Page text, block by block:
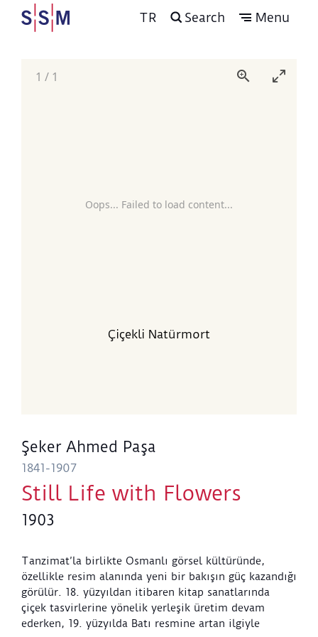
TR Search Menu
Oops... Failed to load content...
1 / 1
Çiçekli Natürmort
Şeker Ahmed Paşa
1841-1907
Still Life with Flowers
1903
Tanzimat’la birlikte Osmanlı görsel kültüründe,
özellikle resim alanında yeni bir bakışın güç kazandığı
görülür. 18. yüzyıldan itibaren kitap sanatlarında
çiçek tasvirlerine yönelik yerleşik üretim devam
ederken, 19. yüzyılda Batı resmine artan ilgiyle